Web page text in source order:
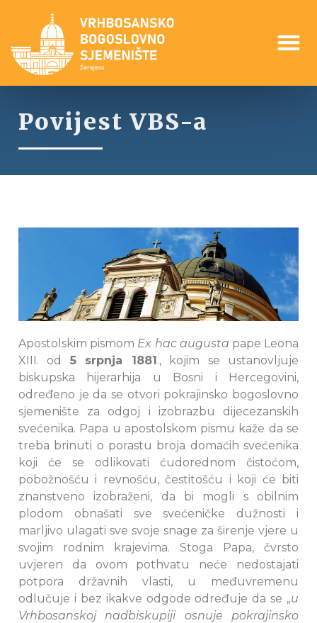
Povijest VBS-a
Apostolskim pismom Ex hac augusta pape Leona
XIII. od 5 srpnja 1881., kojim se ustanovljuje
biskupska hijerarhija u Bosni i Hercegovini,
određeno je da se otvori pokrajinsko bogoslovno
sjemenište za odgoj i izobrazbu dijecezanskih
svećenika. Papa u apostolskom pismu kaže da se
treba brinuti o porastu broja domaćih svećenika
koji će se odlikovati ćudorednom čistoćom,
pobožnošću i revnošću, čestitošću i koji će biti
znanstveno izobraženi, da bi mogli s obilnim
plodom obnašati sve svećeničke dužnosti i
marljivo ulagati sve svoje snage za širenje vjere u
svojim rodnim krajevima. Stoga Papa, čvrsto
uvjeren da ovom pothvatu neće nedostajati
potpora državnih vlasti, u međuvremenu
odlučuje i bez ikakve odgode određuje da se „u
Vrhbosanskoj nadbiskupiji osnuje pokrajinsko